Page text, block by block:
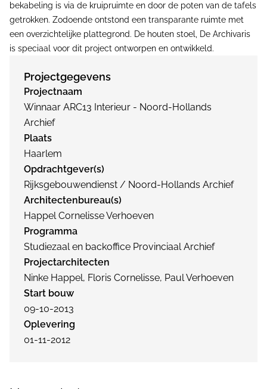
bekabeling is via de kruipruimte en door de poten van de tafels
getrokken. Zodoende ontstond een transparante ruimte met
een overzichtelijke plattegrond. De houten stoel, De Archivaris
is speciaal voor dit project ontworpen en ontwikkeld.
Projectgegevens
Projectnaam
Winnaar ARC13 Interieur - Noord-Hollands
Archief
Plaats
Haarlem
Opdrachtgever(s)
Rijksgebouwendienst / Noord-Hollands Archief
Architectenbureau(s)
Happel Cornelisse Verhoeven
Programma
Studiezaal en backoffice Provinciaal Archief
Projectarchitecten
Ninke Happel, Floris Cornelisse, Paul Verhoeven
Start bouw
09-10-2013
Oplevering
01-11-2012